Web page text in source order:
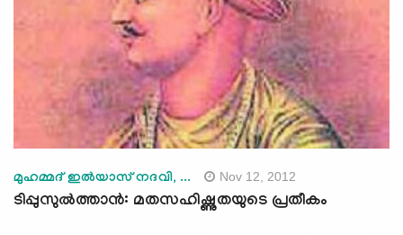
മുഹമ്മദ് ഇല്‍യാസ് നദവി, ... Nov 12, 2012
ടിപ്പുസുല്‍ത്താന്‍: മതസഹിഷ്ണുതയുടെ പ്രതീകം